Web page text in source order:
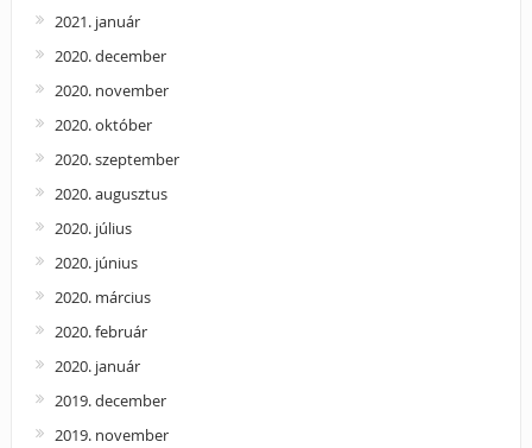
2021. január
2020. december
2020. november
2020. október
2020. szeptember
2020. augusztus
2020. július
2020. június
2020. március
2020. február
2020. január
2019. december
2019. november